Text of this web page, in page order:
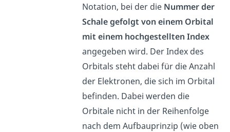
Notation, bei der die Nummer der
Schale gefolgt von einem Orbital
mit einem hochgestellten Index
angegeben wird. Der Index des
Orbitals steht dabei für die Anzahl
der Elektronen, die sich im Orbital
befinden. Dabei werden die
Orbitale nicht in der Reihenfolge
nach dem Aufbauprinzip (wie oben